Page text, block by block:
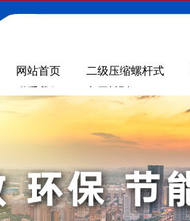
网站首页
二级压缩螺杆式
系列